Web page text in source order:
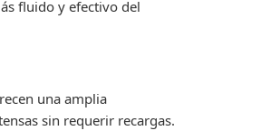
fluido y efectivo del
una amplia
sin requerir recargas.